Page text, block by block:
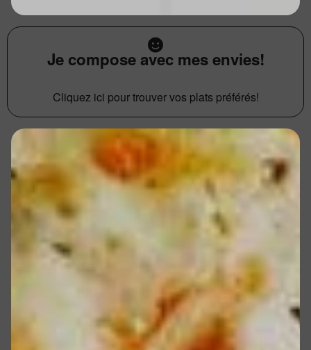
Je compose avec mes envies!
Cliquez ici pour trouver vos plats préférés!